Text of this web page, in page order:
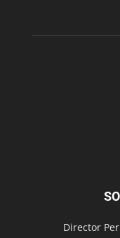
Director